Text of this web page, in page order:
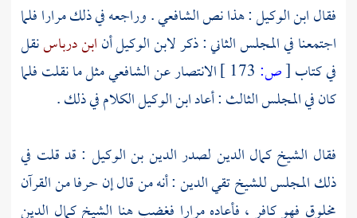
فقالابن الوكيل: هذا نصالشافعي. وراجعه في ذلك مرارا فلما
اجتمعنا في المجلس الثاني : ذكرلابن الوكيلأنابن درباسنقل
في كتاب[ص: الانتصار عنالشافعيمثل ما نقلت فلما
كان في المجلس الثالث : أعادابن الوكيلالكلام في ذلك .
فقال الشيخكمال الدين لصدر الدين بن الوكيل : قد قلت في
ذلك المجلس للشيختقي الدين: أنه من قال إن حرفا من القرآن
مخلوق فهو كافر ، فأعاده مرارا فغضب هنا الشيخكمال الدين